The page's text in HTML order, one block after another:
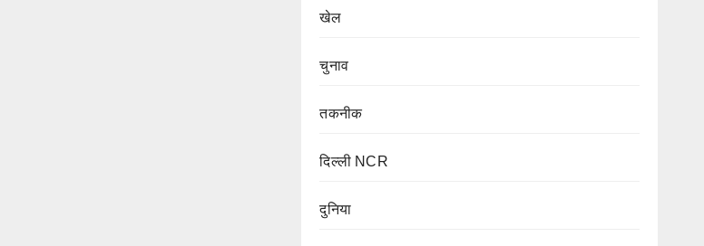
खेल
चुनाव
तकनीक
दिल्ली NCR
दुनिया